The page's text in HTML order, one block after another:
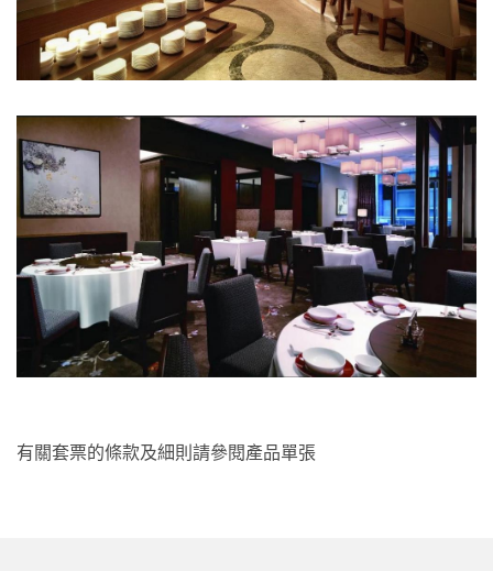
有關套票的條款及細則請參閱產品單張